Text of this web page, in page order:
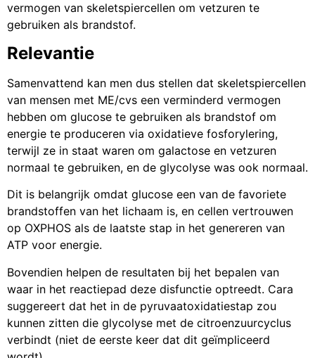
vermogen van skeletspiercellen om vetzuren te
gebruiken als brandstof.
Relevantie
Samenvattend kan men dus stellen dat skeletspiercellen
van mensen met ME/cvs een verminderd vermogen
hebben om glucose te gebruiken als brandstof om
energie te produceren via oxidatieve fosforylering,
terwijl ze in staat waren om galactose en vetzuren
normaal te gebruiken, en de glycolyse was ook normaal.
Dit is belangrijk omdat glucose een van de favoriete
brandstoffen van het lichaam is, en cellen vertrouwen
op OXPHOS als de laatste stap in het genereren van
ATP voor energie.
Bovendien helpen de resultaten bij het bepalen van
waar in het reactiepad deze disfunctie optreedt. Cara
suggereert dat het in de pyruvaatoxidatiestap zou
kunnen zitten die glycolyse met de citroenzuurcyclus
verbindt (niet de eerste keer dat dit geïmpliceerd